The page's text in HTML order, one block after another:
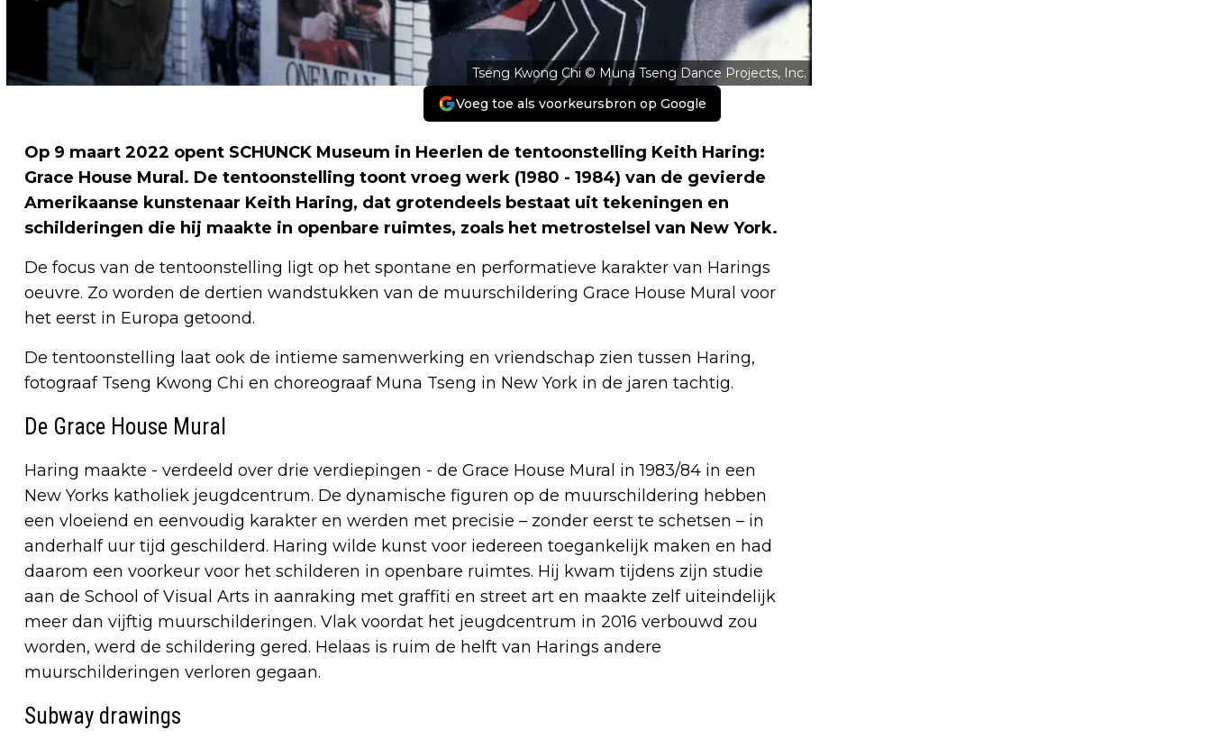
Tseng Kwong Chi © Muna Tseng Dance Projects, Inc.
Voeg toe als voorkeursbron op Google
Op 9 maart 2022 opent SCHUNCK Museum in Heerlen de tentoonstelling Keith Haring:
Grace House Mural. De tentoonstelling toont vroeg werk (1980 - 1984) van de gevierde
Amerikaanse kunstenaar Keith Haring, dat grotendeels bestaat uit tekeningen en
schilderingen die hij maakte in openbare ruimtes, zoals het metrostelsel van New York.
De focus van de tentoonstelling ligt op het spontane en performatieve karakter van Harings
oeuvre. Zo worden de dertien wandstukken van de muurschildering Grace House Mural voor
het eerst in Europa getoond.
De tentoonstelling laat ook de intieme samenwerking en vriendschap zien tussen Haring,
fotograaf Tseng Kwong Chi en choreograaf Muna Tseng in New York in de jaren tachtig.
De Grace House Mural
Haring maakte - verdeeld over drie verdiepingen - de Grace House Mural in 1983/84 in een
New Yorks katholiek jeugdcentrum. De dynamische figuren op de muurschildering hebben
een vloeiend en eenvoudig karakter en werden met precisie – zonder eerst te schetsen – in
anderhalf uur tijd geschilderd. Haring wilde kunst voor iedereen toegankelijk maken en had
daarom een voorkeur voor het schilderen in openbare ruimtes. Hij kwam tijdens zijn studie
aan de School of Visual Arts in aanraking met graffiti en street art en maakte zelf uiteindelijk
meer dan vijftig muurschilderingen. Vlak voordat het jeugdcentrum in 2016 verbouwd zou
worden, werd de schildering gered. Helaas is ruim de helft van Harings andere
muurschilderingen verloren gegaan.
Subway drawings